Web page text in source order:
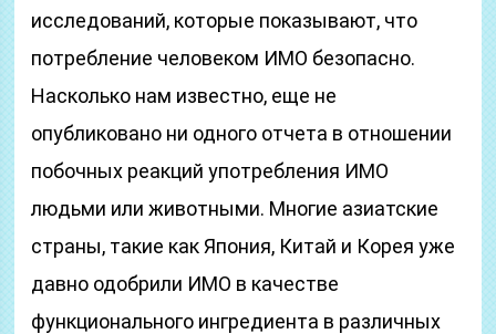
исследований, которые показывают, что
потребление человеком ИМО безопасно.
Насколько нам известно, еще не
опубликовано ни одного отчета в отношении
побочных реакций употребления ИМО
людьми или животными. Многие азиатские
страны, такие как Япония, Китай и Корея уже
давно одобрили ИМО в качестве
функционального ингредиента в различных